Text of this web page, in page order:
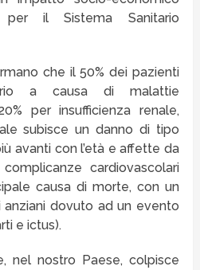
per il Sistema Sanitario
che il 50% dei pazienti
a causa di malattie
per insufficienza renale,
subisce un danno di tipo
avanti con l’età e affette da
cardiovascolari
causa di morte, con un
anziani dovuto ad un evento
e ictus).
nel nostro Paese, colpisce